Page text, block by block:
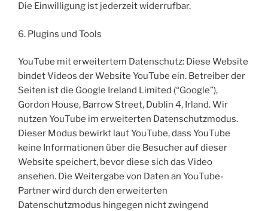
Die Einwilligung ist jederzeit widerrufbar.
6. Plugins und Tools
YouTube mit erweitertem Datenschutz: Diese Website
bindet Videos der Website YouTube ein. Betreiber der
Seiten ist die Google Ireland Limited (“Google”),
Gordon House, Barrow Street, Dublin 4, Irland. Wir
nutzen YouTube im erweiterten Datenschutzmodus.
Dieser Modus bewirkt laut YouTube, dass YouTube
keine Informationen über die Besucher auf dieser
Website speichert, bevor diese sich das Video
ansehen. Die Weitergabe von Daten an YouTube-
Partner wird durch den erweiterten
Datenschutzmodus hingegen nicht zwingend